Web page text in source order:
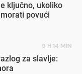
ključno, ukoliko
povući
9 H 14 MIN
za slavlje: